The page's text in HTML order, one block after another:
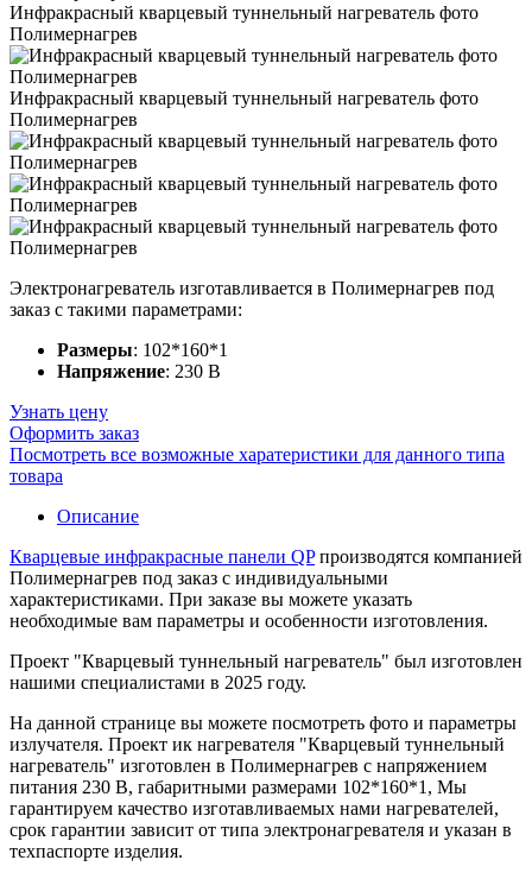
Инфракрасный кварцевый туннельный нагреватель фото
Полимернагрев
Инфракрасный кварцевый туннельный нагреватель фото
Полимернагрев
Электронагреватель изготавливается в Полимернагрев под
заказ с такими параметрами:
Размеры: 102*160*1
Напряжение: 230 В
Узнать цену
Оформить заказ
Посмотреть все возможные харатеристики для данного типа
товара
Описание
Кварцевые инфракрасные панели QPпроизводятся компанией
Полимернагрев под заказ с индивидуальными
характеристиками. При заказе вы можете указать
необходимые вам параметры и особенности изготовления.
Проект "Кварцевый туннельный нагреватель" был изготовлен
нашими специалистами в 2025 году.
На данной странице вы можете посмотреть фото и параметры
излучателя. Проект ик нагревателя "Кварцевый туннельный
нагреватель" изготовлен в Полимернагрев с напряжением
питания 230 В, габаритными размерами 102*160*1, Мы
гарантируем качество изготавливаемых нами нагревателей,
срок гарантии зависит от типа электронагревателя и указан в
техпаспорте изделия.